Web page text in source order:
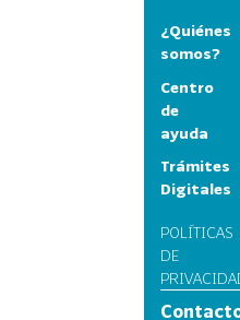
¿Quiénes
somos?
Centro
de
ayuda
Trámites
Digitales
POLÍTICAS
DE